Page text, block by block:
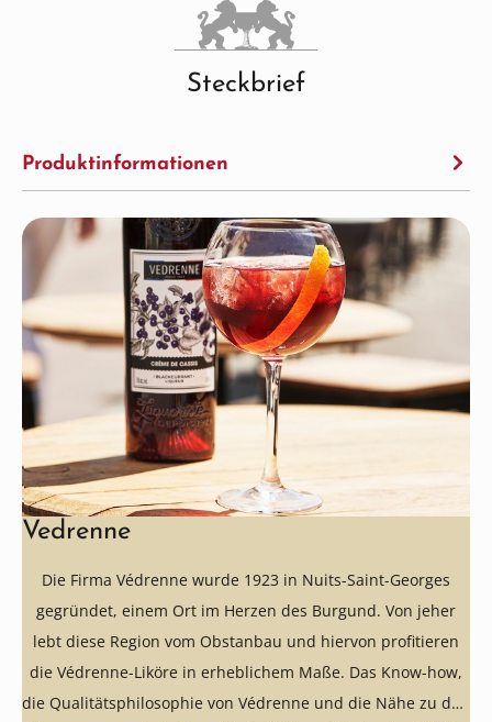
Steckbrief
Produktinformationen
Vedrenne
Die Firma Védrenne wurde 1923 in Nuits-Saint-Georges
gegründet, einem Ort im Herzen des Burgund. Von jeher
lebt diese Region vom Obstanbau und hiervon profitieren
die Védrenne-Liköre in erheblichem Maße. Das Know-how,
die Qualitätsphilosophie von Védrenne und die Nähe zu den